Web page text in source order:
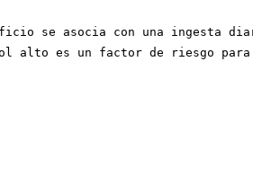
se asocia con una ingesta
alto es un factor de riesgo